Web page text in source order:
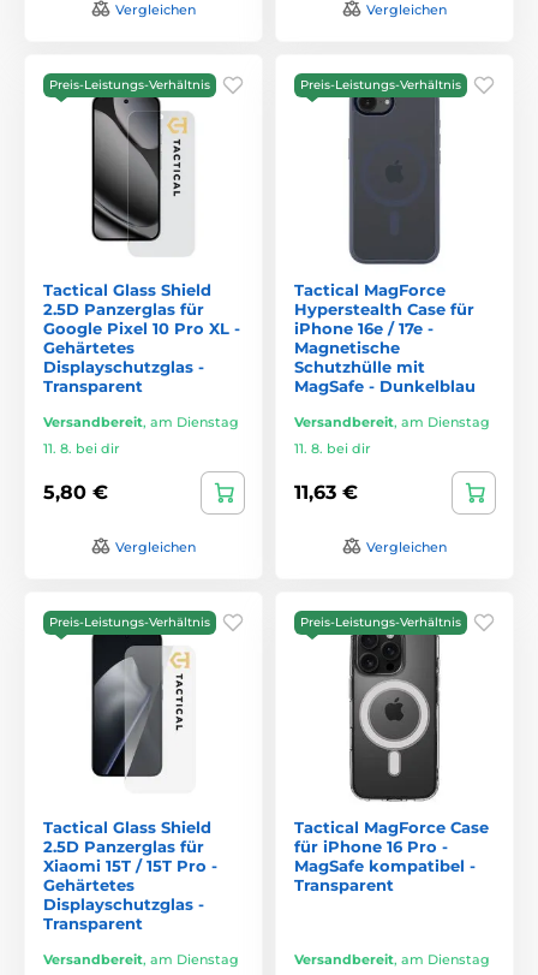
Vergleichen Vergleichen
Preis-Leistungs-Verhältnis
Tactical Glass Shield
2.5D Panzerglas für
Google Pixel 10 Pro XL -
Gehärtetes
Displayschutzglas -
Transparent
Versandbereit, am Dienstag
11. 8. bei dir
5,80 €
Vergleichen
Preis-Leistungs-Verhältnis
Tactical MagForce
Hyperstealth Case für
iPhone 16e / 17e -
Magnetische
Schutzhülle mit
MagSafe - Dunkelblau
Versandbereit, am Dienstag
11. 8. bei dir
11,63 €
Vergleichen
Preis-Leistungs-Verhältnis
Tactical Glass Shield
2.5D Panzerglas für
Xiaomi 15T / 15T Pro -
Gehärtetes
Displayschutzglas -
Transparent
Versandbereit, am Dienstag
Preis-Leistungs-Verhältnis
Tactical MagForce Case
für iPhone 16 Pro -
MagSafe kompatibel -
Transparent
Versandbereit, am Dienstag